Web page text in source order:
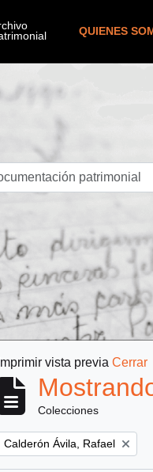
QUIENES
Imprimir vista previa Cerrar
Colecciones
Remove filter:
Calderón Ávila, Rafael